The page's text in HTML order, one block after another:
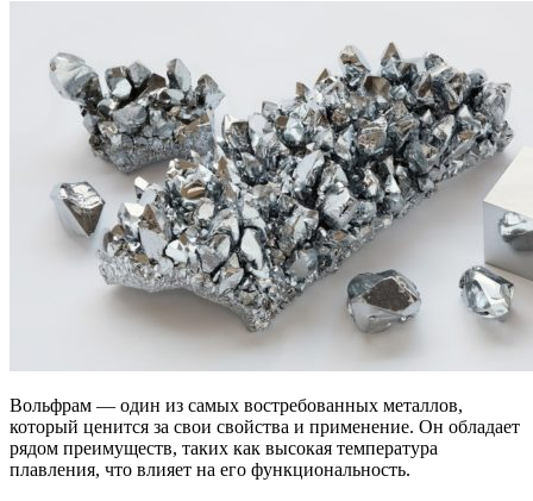
Вольфрам — один из самых востребованных металлов,
который ценится за свои свойства и применение. Он обладает
рядом преимуществ, таких как высокая температура
плавления, что влияет на его функциональность.